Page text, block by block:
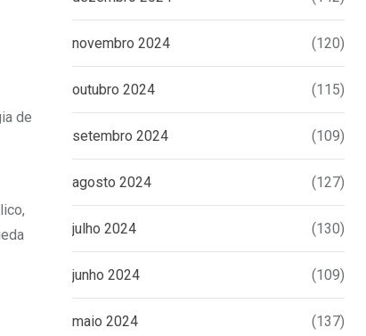
de
novembro 2024 (120)
outubro 2024 (115)
setembro 2024 (109)
agosto 2024 (127)
julho 2024 (130)
junho 2024 (109)
maio 2024 (137)